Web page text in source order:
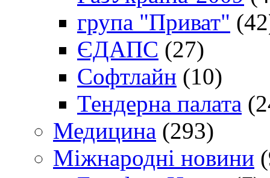
група "Приват"
ЄДАПС (27)
Софтлайн (10)
Тендерна палата
Медицина (293)
Міжнародні новини